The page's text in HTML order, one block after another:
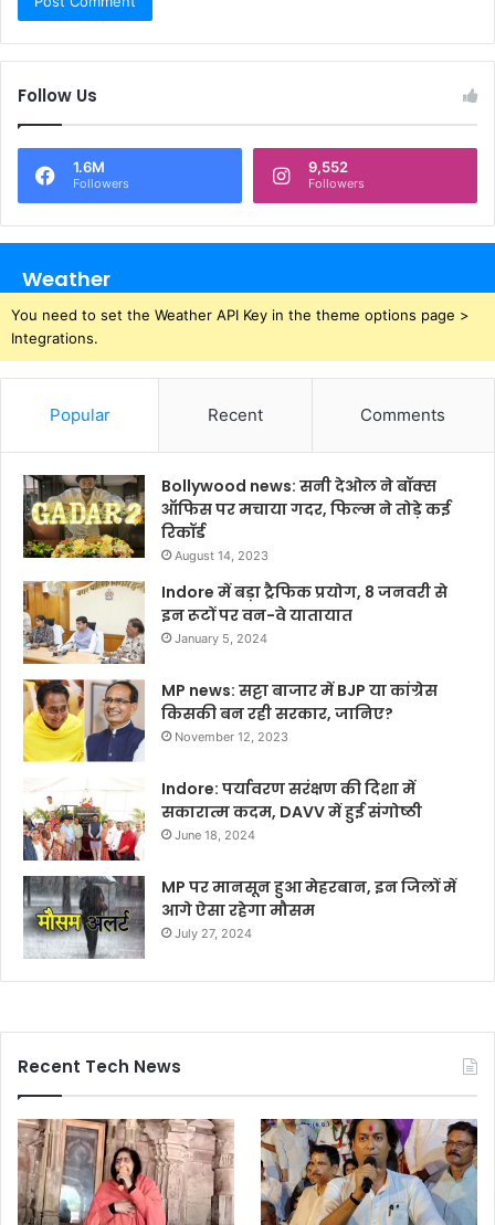
Follow Us
1.6M
Followers
9,552
Followers
Weather
You need to set the Weather API Key in the theme options page >
Integrations.
Popular Recent Comments
Bollywood news: सनी देओल ने बॉक्स
ऑफिस पर मचाया गदर, फिल्म ने तोड़े कई
रिकॉर्ड
August 14, 2023
Indore में बड़ा ट्रैफिक प्रयोग, 8 जनवरी से
इन रूटों पर वन-वे यातायात
January 5, 2024
MP news: सट्टा बाजार में BJP या कांग्रेस
किसकी बन रही सरकार, जानिए?
November 12, 2023
Indore: पर्यावरण सरंक्षण की दिशा में
सकारात्म कदम, DAVV में हुई संगोष्ठी
June 18, 2024
MP पर मानसून हुआ मेहरबान, इन जिलों में
आगे ऐसा रहेगा मौसम
July 27, 2024
Recent Tech News